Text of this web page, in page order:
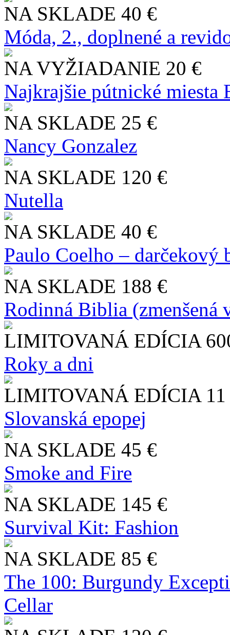
NA SKLADE 40 €
Móda, 2., doplnené a
NA VYŽIADANIE 20 €
Najkrajšie pútnické miesta
NA SKLADE 25 €
Nancy Gonzalez
NA SKLADE 120 €
Nutella
NA SKLADE 40 €
Paulo Coelho – darčekový
NA SKLADE 188 €
Rodinná Biblia (zmenšená
LIMITOVANÁ EDÍCIA
Roky a dni
LIMITOVANÁ EDÍCIA
Slo​vanská epopej
NA SKLADE 45 €
Smoke and Fire
NA SKLADE 145 €
Survival Kit: Fashion
NA SKLADE 85 €
The 100: Burgundy
Cellar